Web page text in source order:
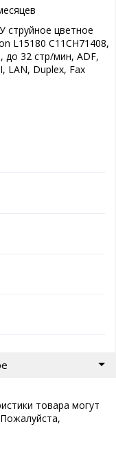
струйное цветное
L15180 C11CH71408,
до 32 стр/мин, ADF,
LAN, Duplex, Fax
товара могут